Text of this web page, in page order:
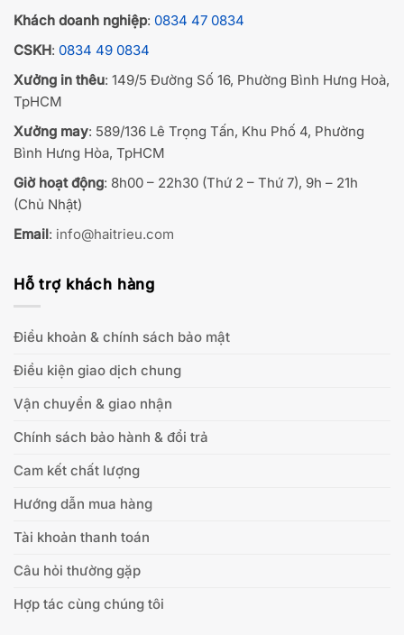
Khách doanh nghiệp: 0834 47 0834
CSKH: 0834 49 0834
Xưởng in thêu: 149/5 Đường Số 16, Phường Bình Hưng Hoà,
TpHCM
Xưởng may: 589/136 Lê Trọng Tấn, Khu Phố 4, Phường
Bình Hưng Hòa, TpHCM
Giờ hoạt động: 8h00 – 22h30 (Thứ 2 – Thứ 7), 9h – 21h
(Chủ Nhật)
Email: info@haitrieu.com
Hỗ trợ khách hàng
Điều khoản & chính sách bảo mật
Điều kiện giao dịch chung
Vận chuyển & giao nhận
Chính sách bảo hành & đổi trả
Cam kết chất lượng
Hướng dẫn mua hàng
Tài khoản thanh toán
Câu hỏi thường gặp
Hợp tác cùng chúng tôi